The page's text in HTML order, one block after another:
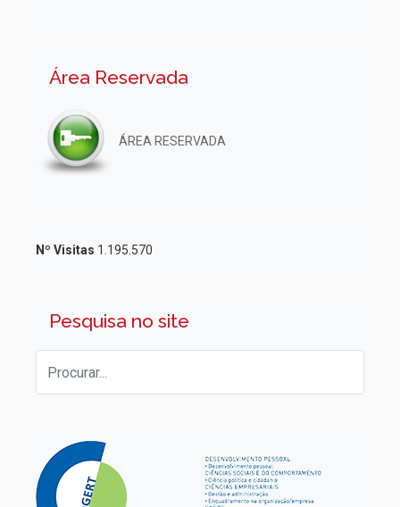
Área Reservada
ÁREA RESERVADA
Nº Visitas 1.195.570
Pesquisa no site